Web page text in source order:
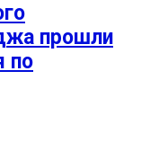
прошли
по